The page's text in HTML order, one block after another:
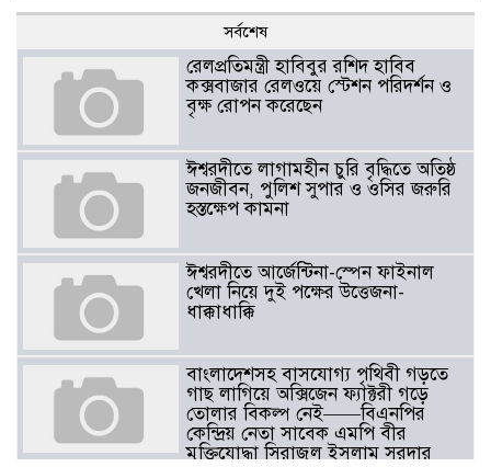
সর্বশেষ
রেলপ্রতিমন্ত্রী হাবিবুর রশিদ হাবিব
কক্সবাজার রেলওয়ে স্টেশন পরিদর্শন ও
বৃক্ষ রোপন করেছেন
ঈশ্বরদীতে লাগামহীন চুরি বৃদ্ধিতে অতিষ্ঠ
জনজীবন, পুলিশ সুপার ও ওসির জরুরি
হস্তক্ষেপ কামনা ​
ঈশ্বরদীতে আর্জেন্টিনা-স্পেন ফাইনাল
খেলা নিয়ে দুই পক্ষের উত্তেজনা-
ধাক্কাধাক্কি
বাংলাদেশসহ বাসযোগ্য পৃথিবী গড়তে
গাছ লাগিয়ে অক্সিজেন ফ্যাক্টরী গড়ে
তোলার বিকল্প নেই——বিএনপির
কেন্দ্রিয় নেতা সাবেক এমপি বীর
মুক্তিযোদ্ধা সিরাজুল ইসলাম সরদার